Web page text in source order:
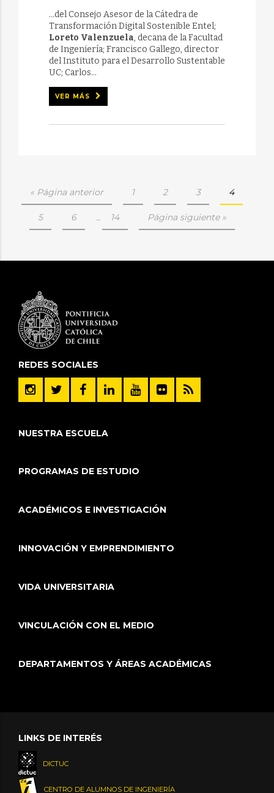
...del Consejo Asesor de la Cátedra de
Transformación Digital Sostenible Entel;
Loreto Valenzuela, decana de la Facultad
de Ingeniería; Francisco Gallego, director
del Instituto para el Desarrollo Sustentable
UC; Carlos...
VER MÁS
« Página anterior 1 2 3 4
5 6 … 14 Página siguiente »
REDES SOCIALES
NUESTRA ESCUELA
PROGRAMAS DE ESTUDIO
ACADÉMICOS E INVESTIGACIÓN
INNOVACIÓN Y EMPRENDIMIENTO
VIDA UNIVERSITARIA
VINCULACIÓN CON EL MEDIO
DEPARTAMENTOS Y ÁREAS ACADÉMICAS
LINKS DE INTERÉS
DICTUC
CENTRO DE ALUMNOS DE INGENIERÍA